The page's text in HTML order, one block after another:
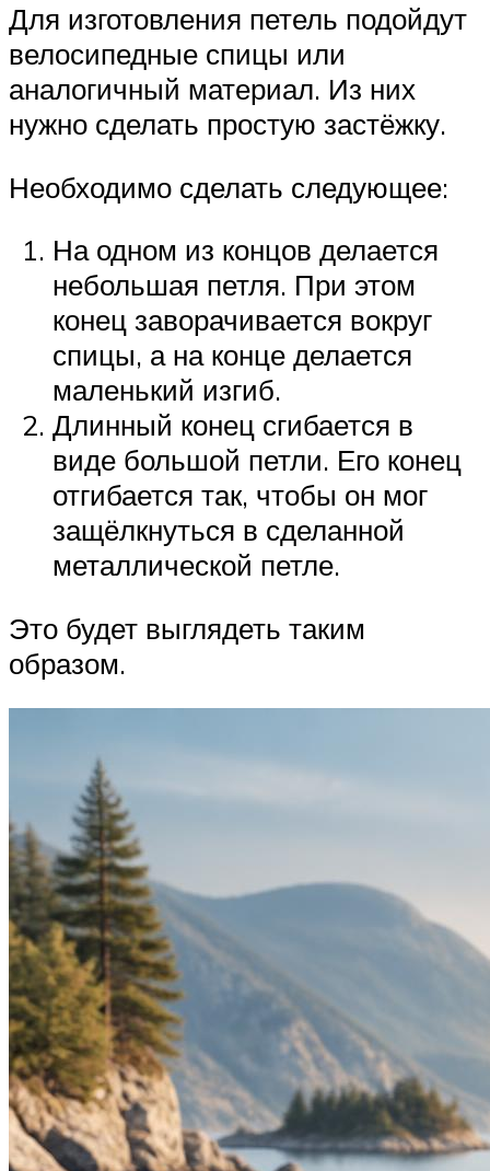
Для изготовления петель подойдут
велосипедные спицы или
аналогичный материал. Из них
нужно сделать простую застёжку.
Необходимо сделать следующее:
На одном из концов делается
небольшая петля. При этом
конец заворачивается вокруг
спицы, а на конце делается
маленький изгиб.
Длинный конец сгибается в
виде большой петли. Его конец
отгибается так, чтобы он мог
защёлкнуться в сделанной
металлической петле.
Это будет выглядеть таким
образом.